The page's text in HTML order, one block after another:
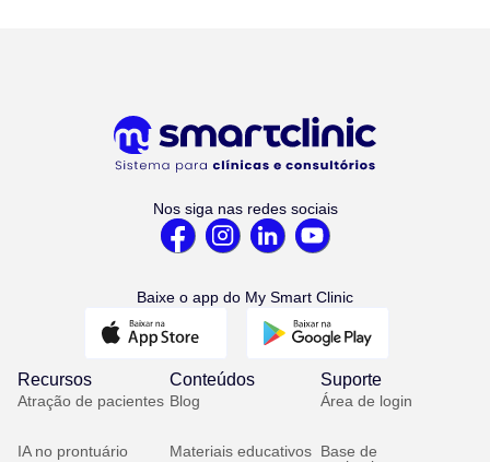
Nos siga nas redes sociais
Baixe o app do My Smart Clinic
Recursos
Atração de pacientes
IA no prontuário
Conteúdos
Blog
Materiais educativos
Suporte
Área de login
Base de